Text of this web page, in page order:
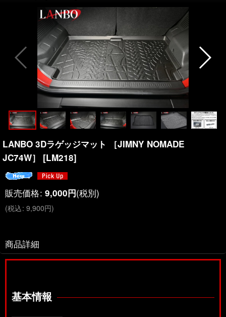
LANBO 3Dラゲッジマット ［JIMNY NOMADE
JC74W］
[LM218]
販売価格: 9,000円(税別)
(税込: 9,900円)
商品詳細
基本情報